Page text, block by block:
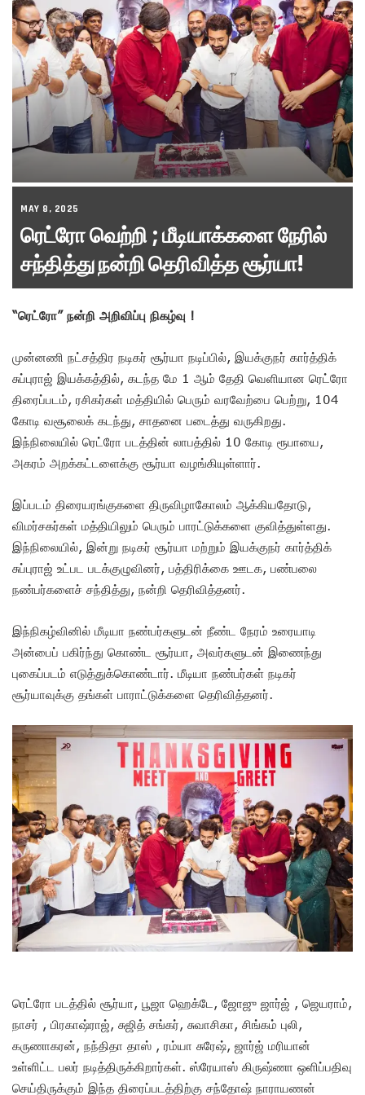
MAY 8, 2025
ரெட்ரோ வெற்றி ; மீடியாக்களை நேரில்
சந்தித்து நன்றி தெரிவித்த சூர்யா!
“ரெட்ரோ” நன்றி அறிவிப்பு நிகழ்வு !
முன்னணி நட்சத்திர நடிகர் சூர்யா நடிப்பில், இயக்குநர் கார்த்திக்
சுப்புராஜ் இயக்கத்தில், கடந்த மே 1 ஆம் தேதி வெளியான ரெட்ரோ
திரைப்படம், ரசிகர்கள் மத்தியில் பெரும் வரவேற்பை பெற்று, 104
கோடி வசூலைக் கடந்து, சாதனை படைத்து வருகிறது.
இந்நிலையில் ரெட்ரோ படத்தின் லாபத்தில் 10 கோடி ரூபாயை,
அகரம் அறக்கட்டளைக்கு சூர்யா வழங்கியுள்ளார்.
இப்படம் திரையரங்குகளை திருவிழாகோலம் ஆக்கியதோடு,
விமர்சகர்கள் மத்தியிலும் பெரும் பாரட்டுக்களை குவித்துள்ளது.
இந்நிலையில், இன்று நடிகர் சூர்யா மற்றும் இயக்குநர் கார்த்திக்
சுப்புராஜ் உட்பட படக்குழுவினர், பத்திரிக்கை ஊடக, பண்பலை
நண்பர்களைச் சந்தித்து, நன்றி தெரிவித்தனர்.
இந்நிகழ்வினில் மீடியா நண்பர்களுடன் நீண்ட நேரம் உரையாடி
அன்பைப் பகிர்ந்து கொண்ட சூர்யா, அவர்களுடன் இணைந்து
புகைப்படம் எடுத்துக்கொண்டார். மீடியா நண்பர்கள் நடிகர்
சூர்யாவுக்கு தங்கள் பாராட்டுக்களை தெரிவித்தனர்.
ரெட்ரோ படத்தில் சூர்யா, பூஜா ஹெக்டே, ஜோஜு ஜார்ஜ் , ஜெயராம்,
நாசர் , பிரகாஷ்ராஜ், சுஜித் சங்கர், சுவாசிகா, சிங்கம் புலி,
கருணாகரன், நந்திதா தாஸ் , ரம்யா சுரேஷ், ஜார்ஜ் மரியான்
உள்ளிட்ட பலர் நடித்திருக்கிறார்கள். ஸ்ரேயாஸ் கிருஷ்ணா ஒளிப்பதிவு
செய்திருக்கும் இந்த திரைப்படத்திற்கு சந்தோஷ் நாராயணன்